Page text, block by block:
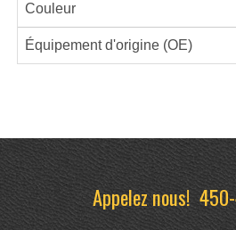
Couleur
Équipement d'origine (OE)
Appelez nous!